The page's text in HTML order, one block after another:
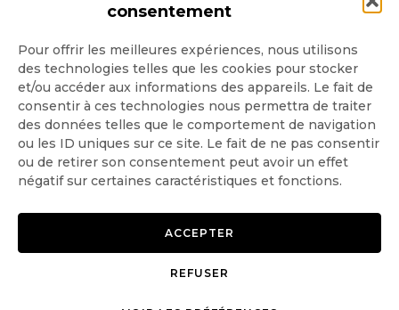
consentement
Pour offrir les meilleures expériences, nous utilisons
des technologies telles que les cookies pour stocker
et/ou accéder aux informations des appareils. Le fait de
consentir à ces technologies nous permettra de traiter
des données telles que le comportement de navigation
ou les ID uniques sur ce site. Le fait de ne pas consentir
ou de retirer son consentement peut avoir un effet
négatif sur certaines caractéristiques et fonctions.
ACCEPTER
REFUSER
Quotidienne
Hebdo
OK